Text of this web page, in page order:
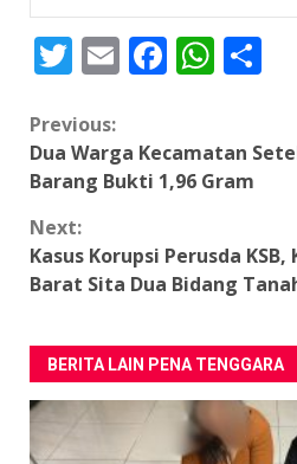
Twitter
Email
Continue
Reading
Previous:
Dua Warga Kecamatan
Barang Bukti 1,96 Gram
Next:
Kasus Korupsi Perusda
Barat Sita Dua Bidang
BERITA LAIN PENA TENGGARA